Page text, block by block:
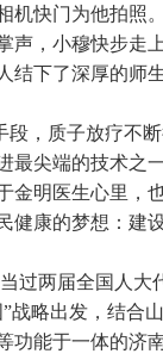
机快门为他拍照
声，小穆快步走
结下了深厚的师
段，质子放疗不
最尖端的技术之
金明医生心里，
健康的梦想：建
过两届全国人大
战略出发，结合
功能于一体的济